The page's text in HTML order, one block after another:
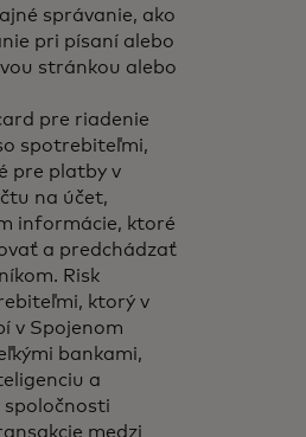
správanie, ako
pri písaní alebo
stránkou alebo
pre riadenie
spotrebiteľmi,
pre platby v
na účet,
informácie, ktoré
a predchádzať
Risk
ktorý v
v Spojenom
bankami,
a
spoločnosti
medzi